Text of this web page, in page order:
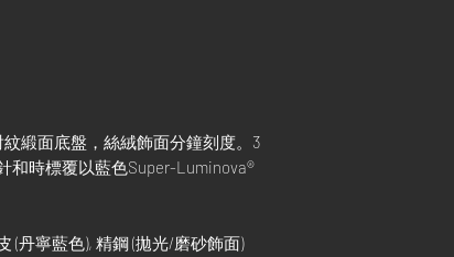
緞面底盤，絲絨飾面分鐘刻度。3
和時標覆以藍色Super-Luminova®
(丹寧藍色), 精鋼 (拋光/磨砂飾面)